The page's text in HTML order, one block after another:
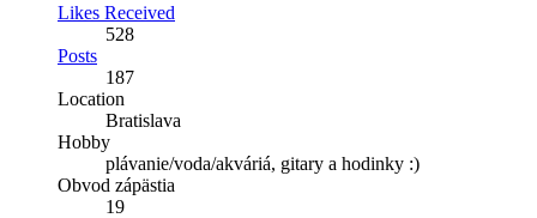
Likes Received
528
Posts
187
Location
Bratislava
Hobby
plávanie/voda/akváriá, gitary a hodinky :)
Obvod zápästia
19